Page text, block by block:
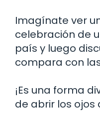
Imagínate ver
celebración de
país y luego
compara con
¡Es una forma
de abrir los ojos